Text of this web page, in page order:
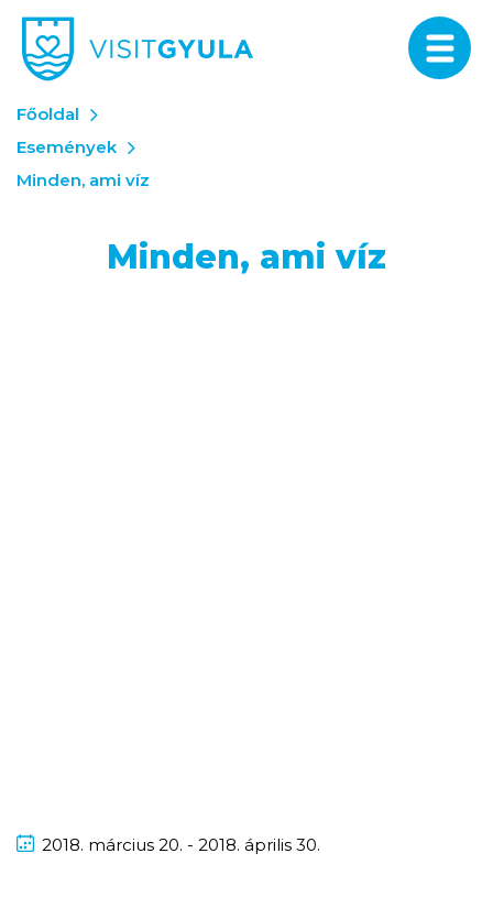
Főoldal
Események
Minden, ami víz
Minden, ami víz
2018. március 20. - 2018. április 30.